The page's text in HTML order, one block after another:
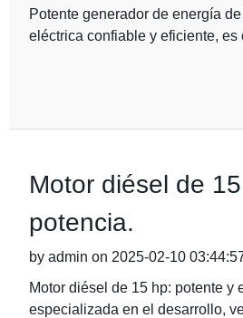
Potente generador de energía
eléctrica confiable y eficiente,
Motor diésel de
potencia.
by admin on 2025-02-10
Motor diésel de 15 hp: potente y
especializada en el desarrollo,